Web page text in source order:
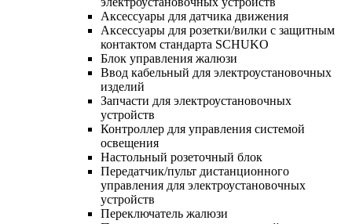
Аксессуары для датчика движения
Аксессуары для розетки/вилки с защитным
контактом стандарта SCHUKO
Блок управления жалюзи
Ввод кабельный для электроустановочных
изделий
Запчасти для электроустановочных
устройств
Контроллер для управления системой
освещения
Настольный розеточный блок
Передатчик/пульт дистанционного
управления для электроустановочных
устройств
Переключатель жалюзи